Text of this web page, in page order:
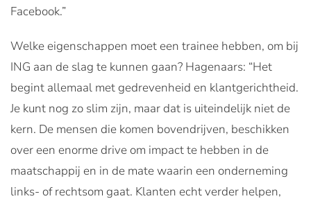
Facebook.”
Welke eigenschappen moet een trainee hebben, om bij
ING aan de slag te kunnen gaan? Hagenaars: “Het
begint allemaal met gedrevenheid en klantgerichtheid.
Je kunt nog zo slim zijn, maar dat is uiteindelijk niet de
kern. De mensen die komen bovendrijven, beschikken
over een enorme drive om impact te hebben in de
maatschappij en in de mate waarin een onderneming
links- of rechtsom gaat. Klanten echt verder helpen,